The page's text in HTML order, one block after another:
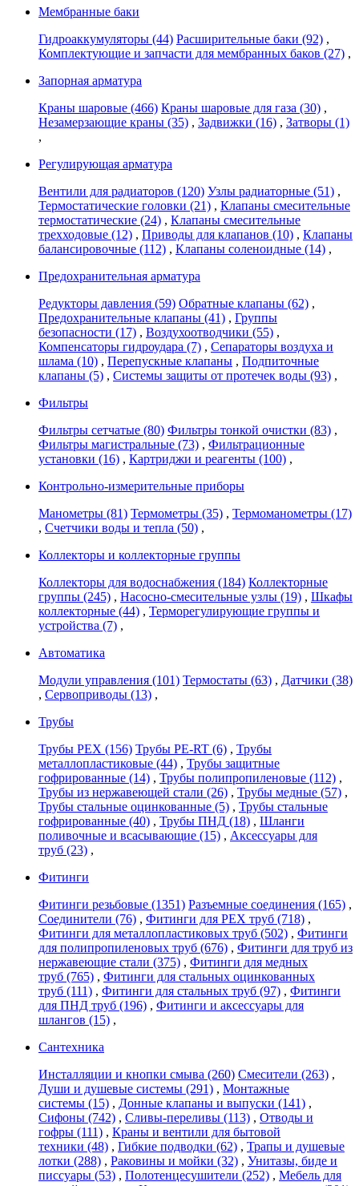
Мембранные баки
Гидроаккумуляторы (44) Расширительные баки (92) ,
Комплектующие и запчасти для мембранных баков (27) ,
Запорная арматура
Краны шаровые (466) Краны шаровые для газа (30) ,
Незамерзающие краны (35) , Задвижки (16) , Затворы (1)
,
Регулирующая арматура
Вентили для радиаторов (120) Узлы радиаторные (51) ,
Термостатические головки (21) , Клапаны смесительные
термостатические (24) , Клапаны смесительные
трехходовые (12) , Приводы для клапанов (10) , Клапаны
балансировочные (112) , Клапаны соленоидные (14) ,
Предохранительная арматура
Редукторы давления (59) Обратные клапаны (62) ,
Предохранительные клапаны (41) , Группы
безопасности (17) , Воздухоотводчики (55) ,
Компенсаторы гидроудара (7) , Сепараторы воздуха и
шлама (10) , Перепускные клапаны , Подпиточные
клапаны (5) , Системы защиты от протечек воды (93) ,
Фильтры
Фильтры сетчатые (80) Фильтры тонкой очистки (83) ,
Фильтры магистральные (73) , Фильтрационные
установки (16) , Картриджи и реагенты (100) ,
Контрольно-измерительные приборы
Манометры (81) Термометры (35) , Термоманометры (17)
, Счетчики воды и тепла (50) ,
Коллекторы и коллекторные группы
Коллекторы для водоснабжения (184) Коллекторные
группы (245) , Насосно-смесительные узлы (19) , Шкафы
коллекторные (44) , Терморегулирующие группы и
устройства (7) ,
Автоматика
Модули управления (101) Термостаты (63) , Датчики (38)
, Сервоприводы (13) ,
Трубы
Трубы PEX (156) Трубы PE-RT (6) , Трубы
металлопластиковые (44) , Трубы защитные
гофрированные (14) , Трубы полипропиленовые (112) ,
Трубы из нержавеющей стали (26) , Трубы медные (57) ,
Трубы стальные оцинкованные (5) , Трубы стальные
гофрированные (40) , Трубы ПНД (18) , Шланги
поливочные и всасывающие (15) , Аксессуары для
труб (23) ,
Фитинги
Фитинги резьбовые (1351) Разъемные соединения (165) ,
Соединители (76) , Фитинги для PEX труб (718) ,
Фитинги для металлопластиковых труб (502) , Фитинги
для полипропиленовых труб (676) , Фитинги для труб из
нержавеющие стали (375) , Фитинги для медных
труб (765) , Фитинги для стальных оцинкованных
труб (111) , Фитинги для стальных труб (97) , Фитинги
для ПНД труб (196) , Фитинги и аксессуары для
шлангов (15) ,
Сантехника
Инсталляции и кнопки смыва (260) Смесители (263) ,
Души и душевые системы (291) , Монтажные
системы (15) , Донные клапаны и выпуски (141) ,
Сифоны (742) , Сливы-переливы (113) , Отводы и
гофры (111) , Краны и вентили для бытовой
техники (48) , Гибкие подводки (62) , Трапы и душевые
лотки (288) , Раковины и мойки (32) , Унитазы, биде и
писсуары (53) , Полотенцесушители (252) , Мебель для